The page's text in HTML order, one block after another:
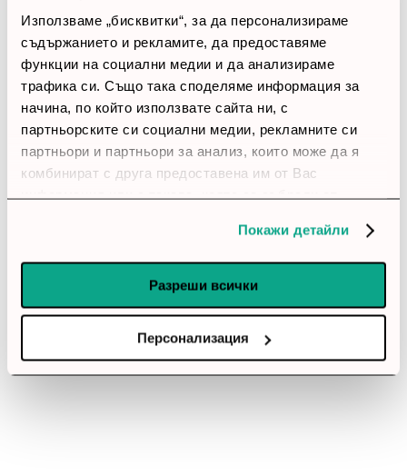
Използваме „бисквитки“, за да персонализираме
съдържанието и рекламите, да предоставяме
функции на социални медии и да анализираме
трафика си. Също така споделяме информация за
начина, по който използвате сайта ни, с
партньорските си социални медии, рекламните си
партньори и партньори за анализ, които може да я
комбинират с друга предоставена им от Вас
информация или с такава, която са събрали от
Покажи детайли
Разреши всички
Персонализация